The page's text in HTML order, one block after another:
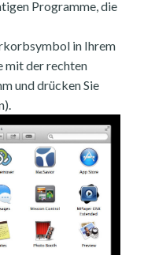
Programme, die
in Ihrem
mit der rechten
und drücken Sie